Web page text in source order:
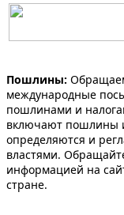
Пошлины:
международные
пошлинами и
включают пошлины
определяются и
властями.
информацией на
стране.